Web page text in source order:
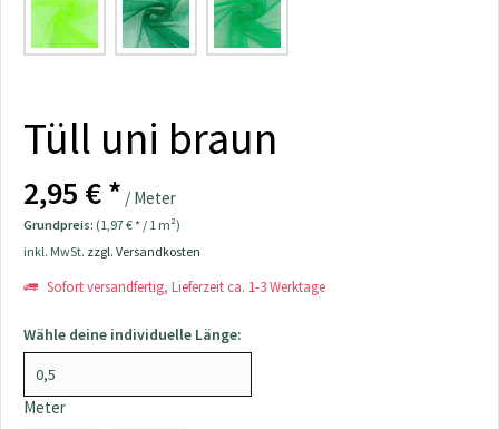
Tüll uni braun
2,95 € * / Meter
Grundpreis: (1,97 € * / 1 m²)
inkl. MwSt. zzgl. Versandkosten
Sofort versandfertig, Lieferzeit ca. 1-3 Werktage
Wähle deine individuelle Länge:
Meter